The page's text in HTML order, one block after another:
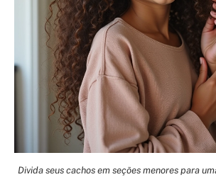
Divida seus cachos em seções menores para